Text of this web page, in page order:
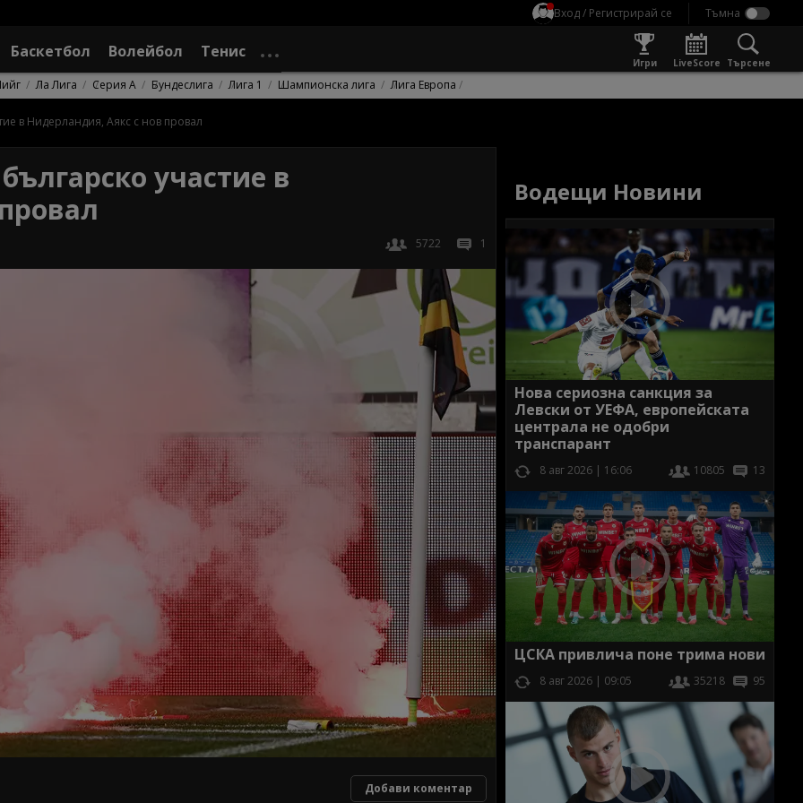
Вход / Регистрирай се
Баскетбол Волейбол Тенис
Игри LiveScore Търсене
Ла Лига Серия А Бундеслига Лига 1 Шампионска лига Лига Европа
в Нидерландия, Аякс с нов провал
участие в
5722 1
Добави коментар
Водещи Новини
Нова сериозна санкция за
Левски от УЕФА, европейската
централа не одобри
транспарант
8 авг 2026 | 16:06 10805 13
ЦСКА привлича поне трима нови
8 авг 2026 | 09:05 35218 95